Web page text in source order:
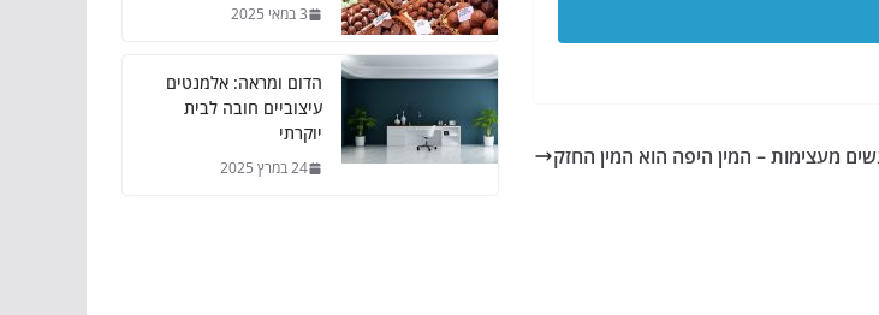
מעצימות – המין היפה הוא המין החזק
3 במאי 2025
הדום ומראה: אלמנטים
עיצוביים חובה לבית
יוקרתי
24 במרץ 2025